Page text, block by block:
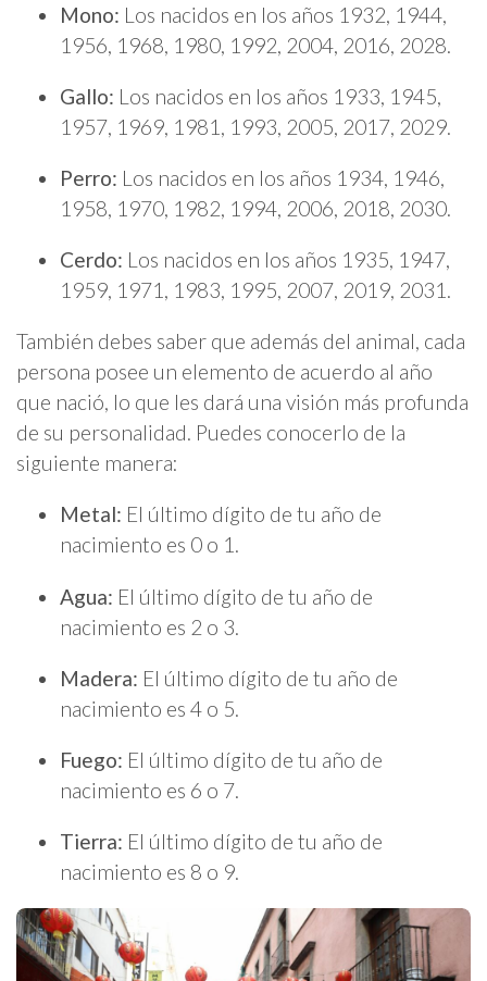
Mono: Los nacidos en los años 1932, 1944,
1956, 1968, 1980, 1992, 2004, 2016, 2028.
Gallo: Los nacidos en los años 1933, 1945,
1957, 1969, 1981, 1993, 2005, 2017, 2029.
Perro: Los nacidos en los años 1934, 1946,
1958, 1970, 1982, 1994, 2006, 2018, 2030.
Cerdo: Los nacidos en los años 1935, 1947,
1959, 1971, 1983, 1995, 2007, 2019, 2031.
También debes saber que además del animal, cada
persona posee un elemento de acuerdo al año
que nació, lo que les dará una visión más profunda
de su personalidad. Puedes conocerlo de la
siguiente manera:
Metal: El último dígito de tu año de
nacimiento es 0 o 1.
Agua: El último dígito de tu año de
nacimiento es 2 o 3.
Madera: El último dígito de tu año de
nacimiento es 4 o 5.
Fuego: El último dígito de tu año de
nacimiento es 6 o 7.
Tierra: El último dígito de tu año de
nacimiento es 8 o 9.